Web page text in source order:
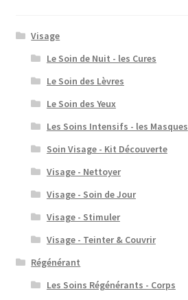
Visage
Le Soin de Nuit - les Cures
Le Soin des Lèvres
Le Soin des Yeux
Les Soins Intensifs - les Masques
Soin Visage - Kit Découverte
Visage - Nettoyer
Visage - Soin de Jour
Visage - Stimuler
Visage - Teinter & Couvrir
Régénérant
Les Soins Régénérants - Corps